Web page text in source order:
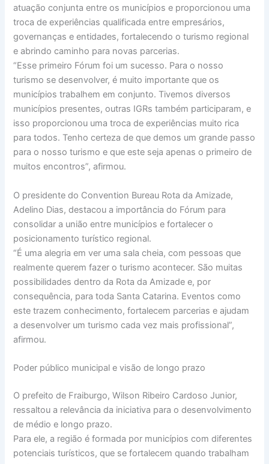
atuação conjunta entre os municípios e proporcionou uma
troca de experiências qualificada entre empresários,
governanças e entidades, fortalecendo o turismo regional
e abrindo caminho para novas parcerias.
“Esse primeiro Fórum foi um sucesso. Para o nosso
turismo se desenvolver, é muito importante que os
municípios trabalhem em conjunto. Tivemos diversos
municípios presentes, outras IGRs também participaram, e
isso proporcionou uma troca de experiências muito rica
para todos. Tenho certeza de que demos um grande passo
para o nosso turismo e que este seja apenas o primeiro de
muitos encontros”, afirmou.
O presidente do Convention Bureau Rota da Amizade,
Adelino Dias, destacou a importância do Fórum para
consolidar a união entre municípios e fortalecer o
posicionamento turístico regional.
“É uma alegria em ver uma sala cheia, com pessoas que
realmente querem fazer o turismo acontecer. São muitas
possibilidades dentro da Rota da Amizade e, por
consequência, para toda Santa Catarina. Eventos como
este trazem conhecimento, fortalecem parcerias e ajudam
a desenvolver um turismo cada vez mais profissional”,
afirmou.
Poder público municipal e visão de longo prazo
O prefeito de Fraiburgo, Wilson Ribeiro Cardoso Junior,
ressaltou a relevância da iniciativa para o desenvolvimento
de médio e longo prazo.
Para ele, a região é formada por municípios com diferentes
potenciais turísticos, que se fortalecem quando trabalham